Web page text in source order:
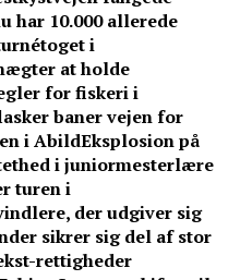
har 10.000 allerede
i
at holde
for fiskeri i
baner vejen for
i AbildEksplosion på
i juniormesterlære
turen i
der udgiver sig
sikrer sig del af stor
rettigheder